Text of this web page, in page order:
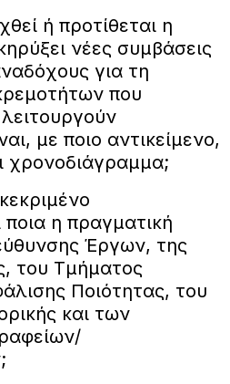
ή προτίθεται η
νέες συμβάσεις
για τη
που
με ποιο αντικείμενο,
χρονοδιάγραμμα;
η πραγματική
Έργων, της
του Τμήματος
Ποιότητας, του
και των